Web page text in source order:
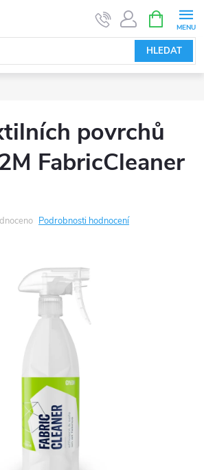
HLEDAT
NÁKUPNÍ
KOŠÍK
povrchů
FabricCleaner
Podrobnosti hodnocení